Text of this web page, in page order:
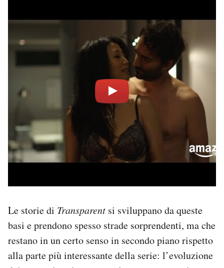
Le storie di Transparent si sviluppano da queste
basi e prendono spesso strade sorprendenti, ma che
restano in un certo senso in secondo piano rispetto
alla parte più interessante della serie: l’evoluzione